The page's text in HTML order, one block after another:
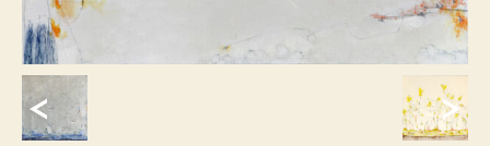
< >